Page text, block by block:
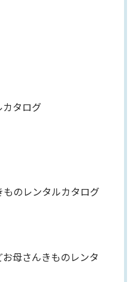
タログ
のレンタルカタログ
母さんきものレンタ